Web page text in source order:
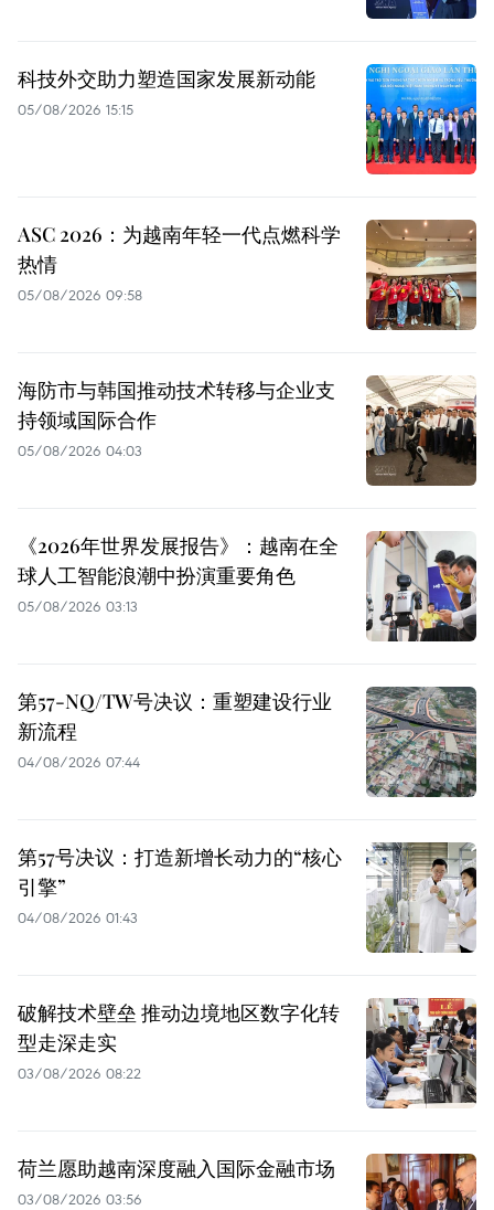
科技外交助力塑造国家发展新动能
05/08/2026 15:15
ASC 2026：为越南年轻一代点燃科学
热情
05/08/2026 09:58
海防市与韩国推动技术转移与企业支
持领域国际合作
05/08/2026 04:03
《2026年世界发展报告》：越南在全
球人工智能浪潮中扮演重要角色
05/08/2026 03:13
第57-NQ/TW号决议：重塑建设行业
新流程
04/08/2026 07:44
第57号决议：打造新增长动力的“核心
引擎”
04/08/2026 01:43
破解技术壁垒 推动边境地区数字化转
型走深走实
03/08/2026 08:22
荷兰愿助越南深度融入国际金融市场
03/08/2026 03:56